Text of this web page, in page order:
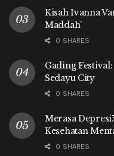
Kisah Ivanna
Maddah’
0 SHARES
Gading
Sedayu City
0 SHARES
Merasa
Kesehatan
0 SHARES